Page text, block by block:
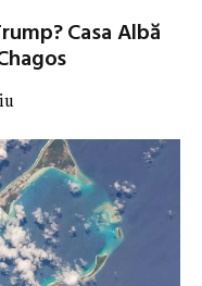
Casa Albă